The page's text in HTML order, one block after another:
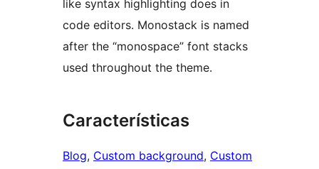
like syntax highlighting does in
code editors. Monostack is named
after the “monospace” font stacks
used throughout the theme.
Características
Blog, Custom background, Custom